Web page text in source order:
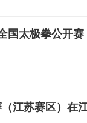
国太极拳公开
江苏赛区）在